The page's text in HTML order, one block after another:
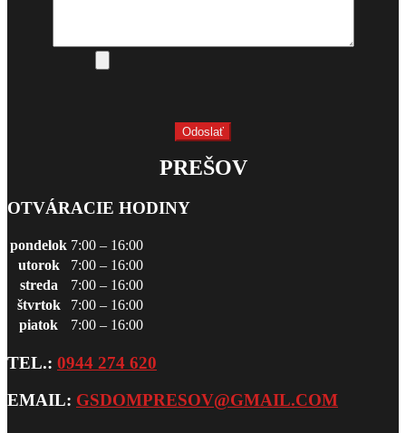
PREŠOV
OTVÁRACIE HODINY
pondelok 7:00 – 16:00
utorok
7:00 – 16:00
streda
7:00 – 16:00
štvrtok
7:00 – 16:00
piatok
7:00 – 16:00
TEL.: 0944 274 620
EMAIL: GSDOMPRESOV@GMAIL.COM